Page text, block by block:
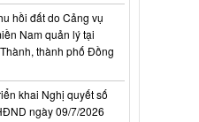
hồi đất do Cảng vụ
Nam quản lý tại
thành phố Đồng
khai Nghị quyết số
ngày 09/7/2026